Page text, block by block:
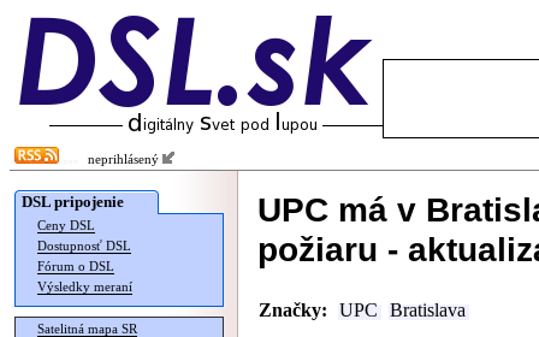
neprihlásený
DSL pripojenie
Ceny DSL
Dostupnosť DSL
Fórum o DSL
Výsledky meraní
Satelitná mapa SR
UPC má v
požiaru -
Značky: UPC Bratislava